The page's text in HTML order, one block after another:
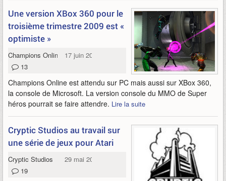
Une version XBox 360 pour le
troisième trimestre 2009 est «
optimiste »
Champions Online
17 juin 2009
13
Champions Online est attendu sur PC mais aussi sur XBox 360,
la console de Microsoft. La version console du MMO de Super
héros pourrait se faire attendre. Lire la suite
Cryptic Studios au travail sur
une série de jeux pour Atari
Cryptic Studios
29 mai 2009
19